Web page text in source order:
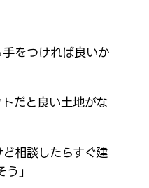
手をつければ良いか
だと良い土地がな
相談したらすぐ建
」